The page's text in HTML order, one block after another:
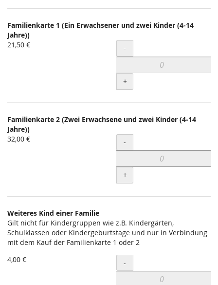
Familienkarte 1 (Ein Erwachsener und zwei Kinder (4-14
Jahre))
21,50 €
Menge
-
+
Familienkarte 2 (Zwei Erwachsene und zwei Kinder (4-14
Jahre))
32,00 €
Menge
-
+
Weiteres Kind einer Familie
Gilt nicht für Kindergruppen wie z.B. Kindergärten,
Schulklassen oder Kindergeburtstage und nur in Verbindung
mit dem Kauf der Familienkarte 1 oder 2
4,00 €
Menge
-